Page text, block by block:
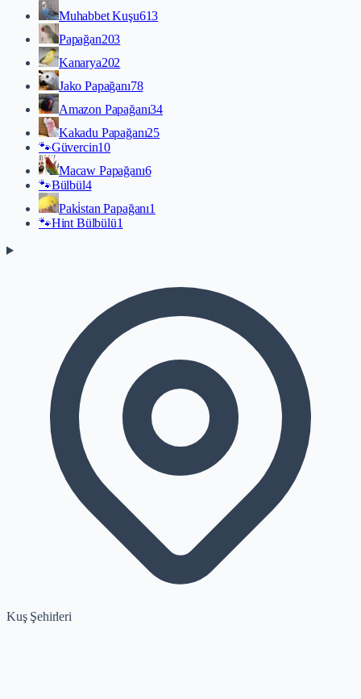
Muhabbet Kuşu613
Papağan203
Kanarya202
Jako Papağanı78
Amazon Papağanı34
Kakadu Papağanı25
🐾Güvercin10
Macaw Papağanı6
🐾Bülbül4
Paki̇stan Papağanı1
🐾Hint Bülbülü1
Kuş Şehirleri